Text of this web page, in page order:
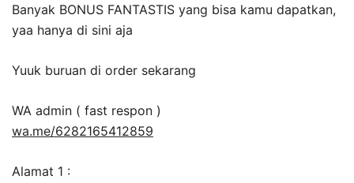
Banyak BONUS FANTASTIS yang bisa kamu dapatkan,
yaa hanya di sini aja
Yuuk buruan di order sekarang
WA admin ( fast respon )
wa.me/6282165412859
Alamat 1 :